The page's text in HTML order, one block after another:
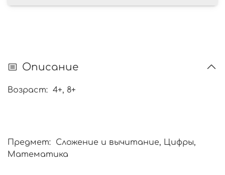
Описание
Возраст: 4+, 8+
Предмет: Сложение и вычитание, Цифры,
Математика